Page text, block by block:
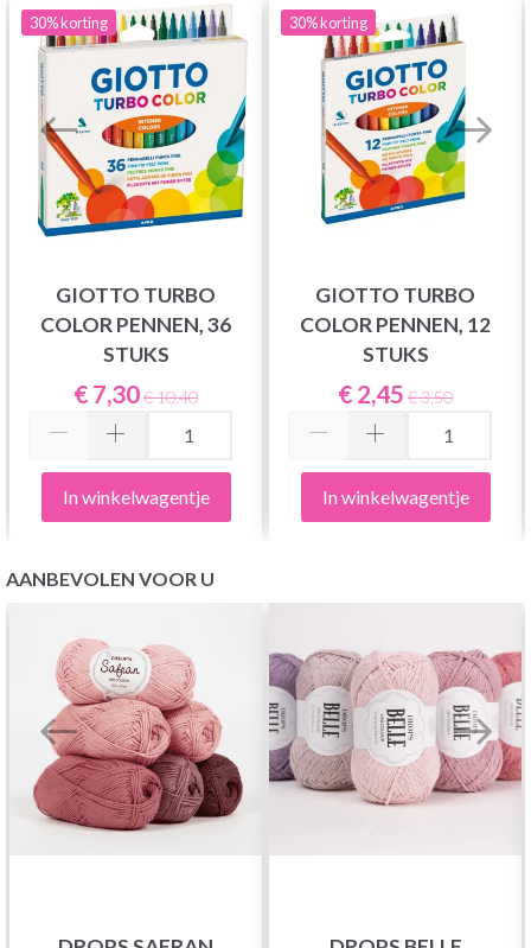
30%korting
GIOTTO TURBO
COLOR PENNEN, 36
STUKS
€ 7,30€ 10,40
In winkelwagentje
30%korting
GIOTTO TURBO
COLOR PENNEN, 12
STUKS
€ 2,45 € 3,50
In winkelwagentje
AANBEVOLEN VOOR U